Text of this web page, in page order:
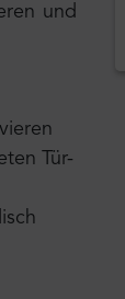
und
Tür-